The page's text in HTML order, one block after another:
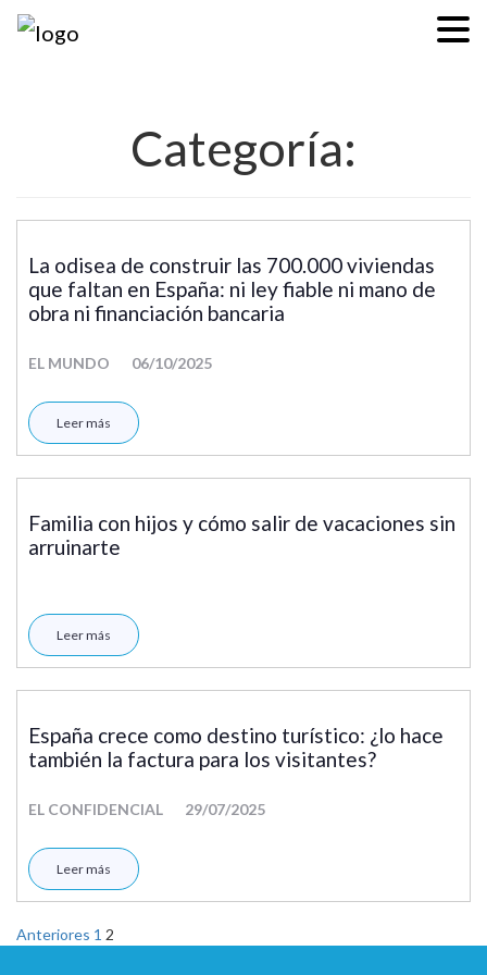
Categoría:
La odisea de construir las 700.000 viviendas
que faltan en España: ni ley fiable ni mano de
obra ni financiación bancaria
EL MUNDO 06/10/2025
Leer más
Familia con hijos y cómo salir de vacaciones sin
arruinarte
Leer más
España crece como destino turístico: ¿lo hace
también la factura para los visitantes?
EL CONFIDENCIAL 29/07/2025
Leer más
Anteriores 1 2